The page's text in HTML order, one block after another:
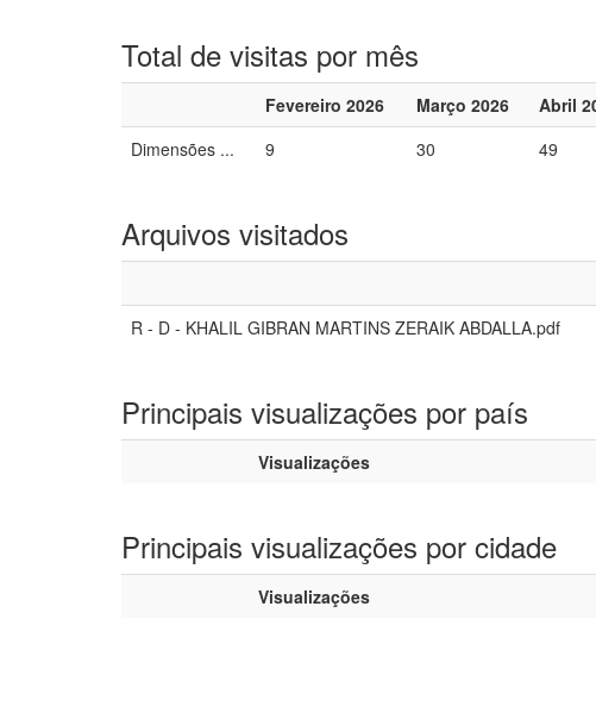
Total de visitas por mês
Fevereiro 2026 Março 2026 Abril
Dimensões ...
9 30 49
Arquivos visitados
R - D - KHALIL GIBRAN MARTINS ZERAIK ABDALLA.pdf
Principais visualizações por país
Visualizações
Principais visualizações por cidade
Visualizações